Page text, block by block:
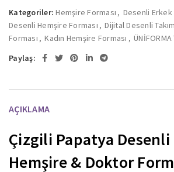
Kategoriler: Hemşire Forması , Desenli Erkek
Desenli Hemşire Forması , Dijital Desenli
Forması , Kadın Hemşire Forması , ÜNİFORMA
Paylaş:
AÇIKLAMA
Çizgili Papatya Desenli
Hemşire & Doktor